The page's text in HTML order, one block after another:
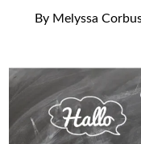
By Melyssa